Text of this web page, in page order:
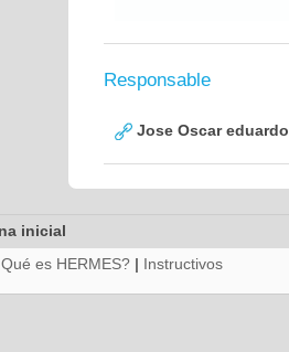
Responsable
Jose Oscar
inicial
es HERMES? | Instructivos